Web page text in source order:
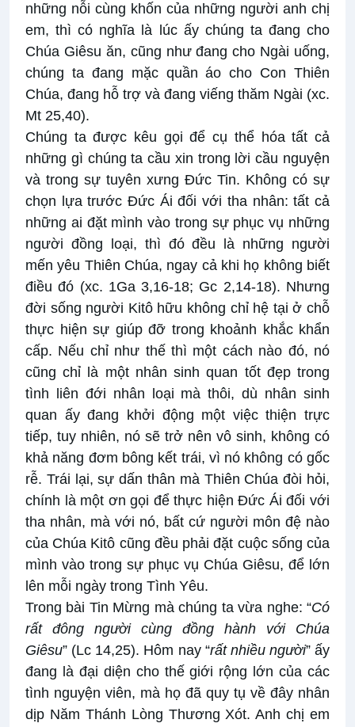
những nỗi cùng khốn của những người anh chị
em, thì có nghĩa là lúc ấy chúng ta đang cho
Chúa Giêsu ăn, cũng như đang cho Ngài uống,
chúng ta đang mặc quần áo cho Con Thiên
Chúa, đang hỗ trợ và đang viếng thăm Ngài (xc.
Mt 25,40).
Chúng ta được kêu gọi để cụ thể hóa tất cả
những gì chúng ta cầu xin trong lời cầu nguyện
và trong sự tuyên xưng Đức Tin. Không có sự
chọn lựa trước Đức Ái đối với tha nhân: tất cả
những ai đặt mình vào trong sự phục vụ những
người đồng loại, thì đó đều là những người
mến yêu Thiên Chúa, ngay cả khi họ không biết
điều đó (xc. 1Ga 3,16-18; Gc 2,14-18). Nhưng
đời sống người Kitô hữu không chỉ hệ tại ở chỗ
thực hiện sự giúp đỡ trong khoảnh khắc khẩn
cấp. Nếu chỉ như thế thì một cách nào đó, nó
cũng chỉ là một nhân sinh quan tốt đẹp trong
tình liên đới nhân loại mà thôi, dù nhân sinh
quan ấy đang khởi động một việc thiện trực
tiếp, tuy nhiên, nó sẽ trở nên vô sinh, không có
khả năng đơm bông kết trái, vì nó không có gốc
rễ. Trái lại, sự dấn thân mà Thiên Chúa đòi hỏi,
chính là một ơn gọi để thực hiện Đức Ái đối với
tha nhân, mà với nó, bất cứ người môn đệ nào
của Chúa Kitô cũng đều phải đặt cuộc sống của
mình vào trong sự phục vụ Chúa Giêsu, để lớn
lên mỗi ngày trong Tình Yêu.
Trong bài Tin Mừng mà chúng ta vừa nghe: “Có
rất đông người cùng đồng hành với Chúa
Giêsu” (Lc 14,25). Hôm nay “rất nhiều người” ấy
đang là đại diện cho thế giới rộng lớn của các
tình nguyện viên, mà họ đã quy tụ về đây nhân
dịp Năm Thánh Lòng Thương Xót. Anh chị em